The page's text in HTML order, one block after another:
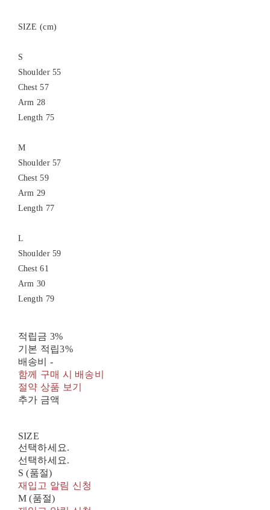
SIZE (cm)
S
Shoulder 55
Chest 57
Arm 28
Length 75
M
Shoulder 57
Chest 59
Arm 29
Length 77
L
Shoulder 59
Chest 61
Arm 30
Length 79
적립금 3%
기본 적립3%
배송비 -
함께 구매 시 배송비
절약 상품 보기
추가 금액
SIZE
선택하세요.
선택하세요.
S (품절)
재입고 알림 신청
M (품절)